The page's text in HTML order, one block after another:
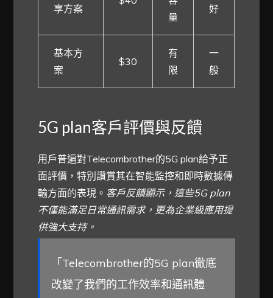
享方案
量
好
基本方
案
$30
有
限
一
般
5G plan客戶評價與反饋
用戶普遍對Telecombrother的5G plan給予正
面評價，特別讚賞其在智能監控和即時數據傳
輸方面的表現。 客戶反饋顯示，這些5G plan
不僅能滿足日常通訊需求，更為企業級應用提
供強大支持。
「Telecombrother的5G plan徹底
改變了我們的工作效率和通訊體